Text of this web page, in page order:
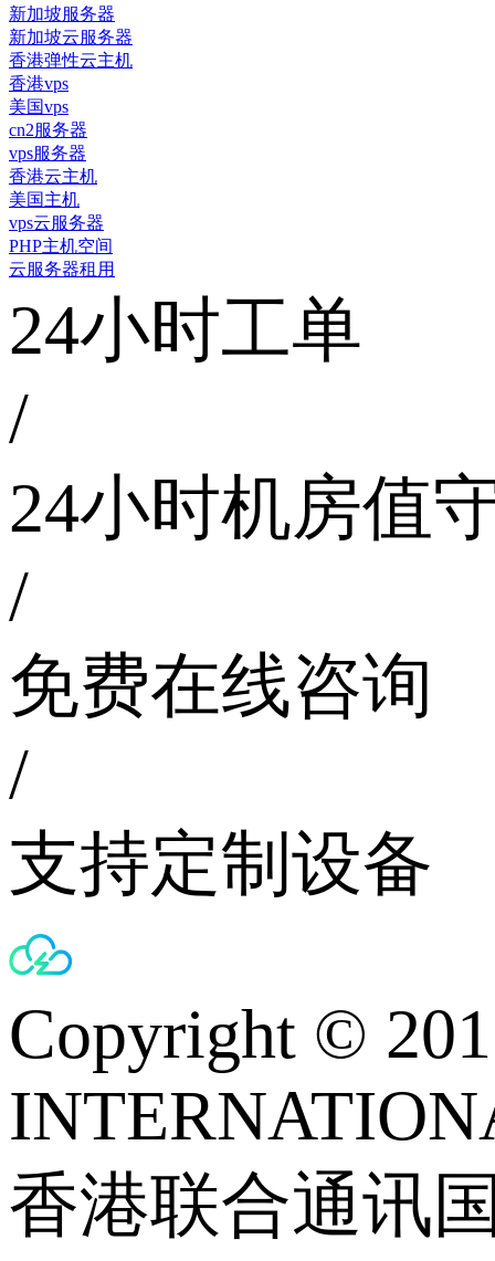
新加坡服务器
新加坡云服务器
香港弹性云主机
香港vps
美国vps
cn2服务器
vps服务器
香港云主机
美国主机
vps云服务器
PHP主机空间
云服务器租用
24小时工单
/
24小时机房值
/
免费在线咨询
/
支持定制设备
Copyright ©
香港联合通讯